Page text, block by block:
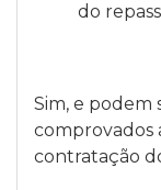
do
Sim, e podem
comprovados
contratação